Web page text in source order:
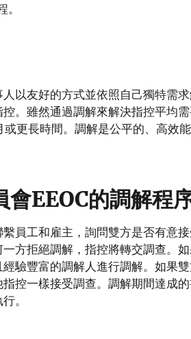
以友好的方式並依照自己獨特需
。雖然通過調解來解決指控平均
或更長時間。調解是公平的、高效
EEOC的調解程
員工和雇主，詢問雙方是否有意
方拒絕調解，指控將轉交調查。
驗豐富的調解人進行調解。如果
控一樣接受調查。調解期間達成
。